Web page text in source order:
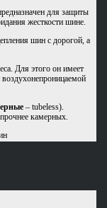
для защиты
жесткости шине.
шин с дорогой, а
Для этого он имеет
– tubeless).
камерных.